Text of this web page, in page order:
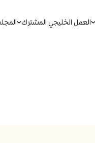
العمل الخليجي المشترك